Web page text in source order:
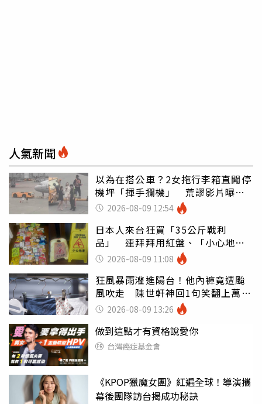
人氣新聞
以為在搭公車？2女拖行李箱直闖停
機坪「揮手攔機」 荒謬影片曝網
傻眼2026-08-09 12:54
日本人來台狂買「35公斤戰利
品」 連拜拜用紅盤、「小心地
滑」告示牌也帶回家
2026-08-09 11:08
狂風暴雨灌進陽台！他內褲竟遭颱
風吹走 陳世軒神回1句笑翻上萬網
友 2026-08-09 13:26
做到這點才有資格說愛你
台灣癌症基金會
《KPOP獵魔女團》紅遍全球！導演攜
幕後團隊訪台揭成功秘訣